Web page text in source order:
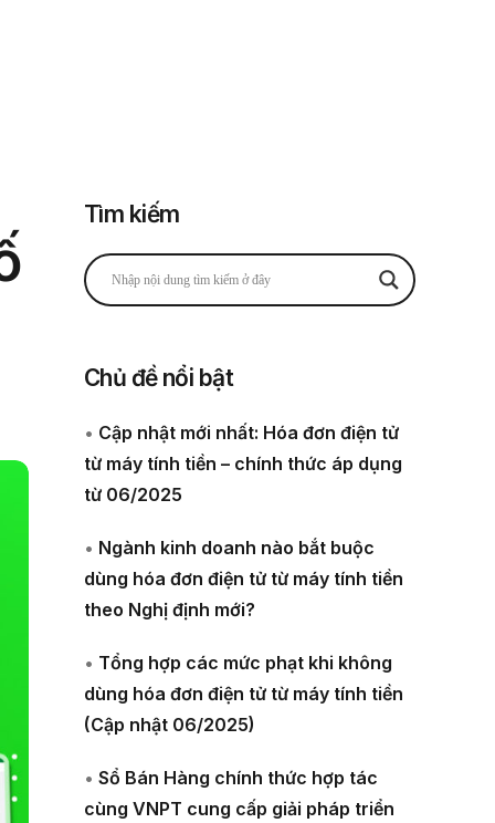
Tìm kiếm
Chủ đề nổi bật
• Cập nhật mới nhất: Hóa đơn điện tử
từ máy tính tiền – chính thức áp dụng
từ 06/2025
• Ngành kinh doanh nào bắt buộc
dùng hóa đơn điện tử từ máy tính tiền
theo Nghị định mới?
• Tổng hợp các mức phạt khi không
dùng hóa đơn điện tử từ máy tính tiền
(Cập nhật 06/2025)
• Sổ Bán Hàng chính thức hợp tác
cùng VNPT cung cấp giải pháp triển